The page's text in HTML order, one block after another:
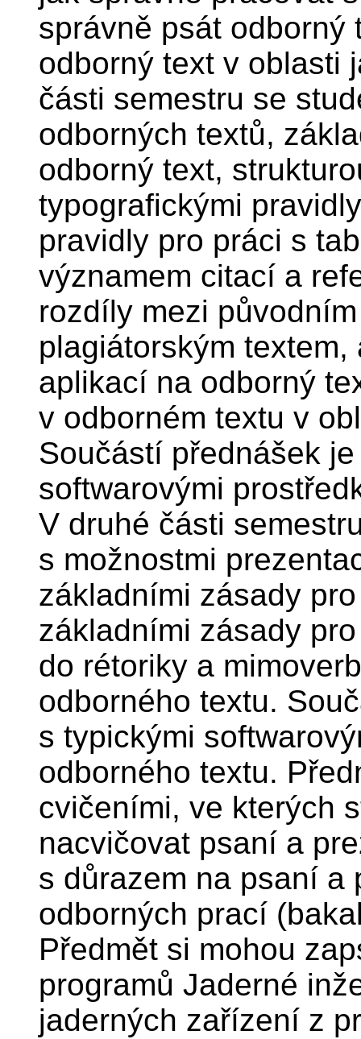
správně psát odborný
odborný text v oblasti
části semestru se
odborných textů,
odborný text,
typografickými
pravidly pro práci s
významem citací a
rozdíly mezi
plagiátorským
aplikací na odborný
v odborném textu v
Součástí přednášek
softwarovými
V druhé části
s možnostmi
základními zásady
základními zásady
do rétoriky a
odborného textu.
s typickými
odborného textu.
cvičeními, ve kterých
nacvičovat psaní a
s důrazem na psaní a
odborných prací
Předmět si mohou
programů Jaderné
jaderných zařízení z